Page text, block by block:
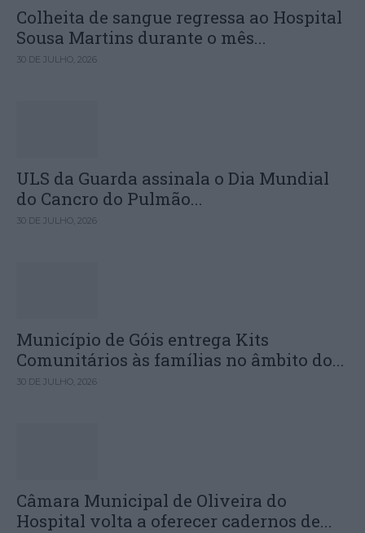
Colheita de sangue regressa ao Hospital
Sousa Martins durante o mês...
30 DE JULHO, 2026
ULS da Guarda assinala o Dia Mundial
do Cancro do Pulmão...
30 DE JULHO, 2026
Município de Góis entrega Kits
Comunitários às famílias no âmbito do...
30 DE JULHO, 2026
Câmara Municipal de Oliveira do
Hospital volta a oferecer cadernos de...